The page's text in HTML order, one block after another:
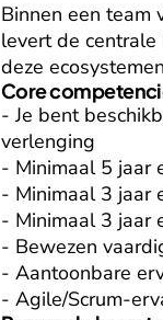
Binnen een team
levert de
deze
Core
- Je bent
verlenging
- Minimaal 5 jaar
- Minimaal 3 jaar
- Minimaal 3 jaar
- Bewezen
- Aantoonbare
- Agile/Scrum-